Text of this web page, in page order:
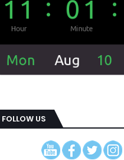
FOLLOW US